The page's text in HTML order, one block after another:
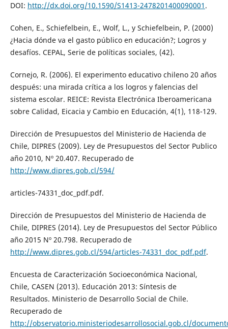
DOI: http://dx.doi.org/10.1590/S1413-2478201400090001 .
Cohen, E., Schiefelbein, E., Wolf, L., y Schiefelbein, P. (2000)
¿Hacia dónde va el gasto público en educación?; Logros y
desafíos. CEPAL, Serie de políticas sociales, (42).
Cornejo, R. (2006). El experimento educativo chileno 20 años
después: una mirada crítica a los logros y falencias del
sistema escolar. REICE: Revista Electrónica Iberoamericana
sobre Calidad, Eicacia y Cambio en Educación, 4(1), 118-129.
Dirección de Presupuestos del Ministerio de Hacienda de
Chile, DIPRES (2009). Ley de Presupuestos del Sector Publico
año 2010, Nº 20.407. Recuperado de
http://www.dipres.gob.cl/594/
articles-74331_doc_pdf.pdf.
Dirección de Presupuestos del Ministerio de Hacienda de
Chile, DIPRES (2014). Ley de Presupuestos del Sector Público
año 2015 Nº 20.798. Recuperado de
http://www.dipres.gob.cl/594/articles-74331_doc_pdf.pdf.
Encuesta de Caracterización Socioeconómica Nacional,
Chile, CASEN (2013). Educación 2013: Síntesis de
Resultados. Ministerio de Desarrollo Social de Chile.
Recuperado de
http://observatorio.ministeriodesarrollosocial.gob.cl/